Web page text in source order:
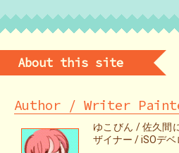
About this site
Author / Writer
ゆこびん / 佐久間
ザイナー / iSOデベ